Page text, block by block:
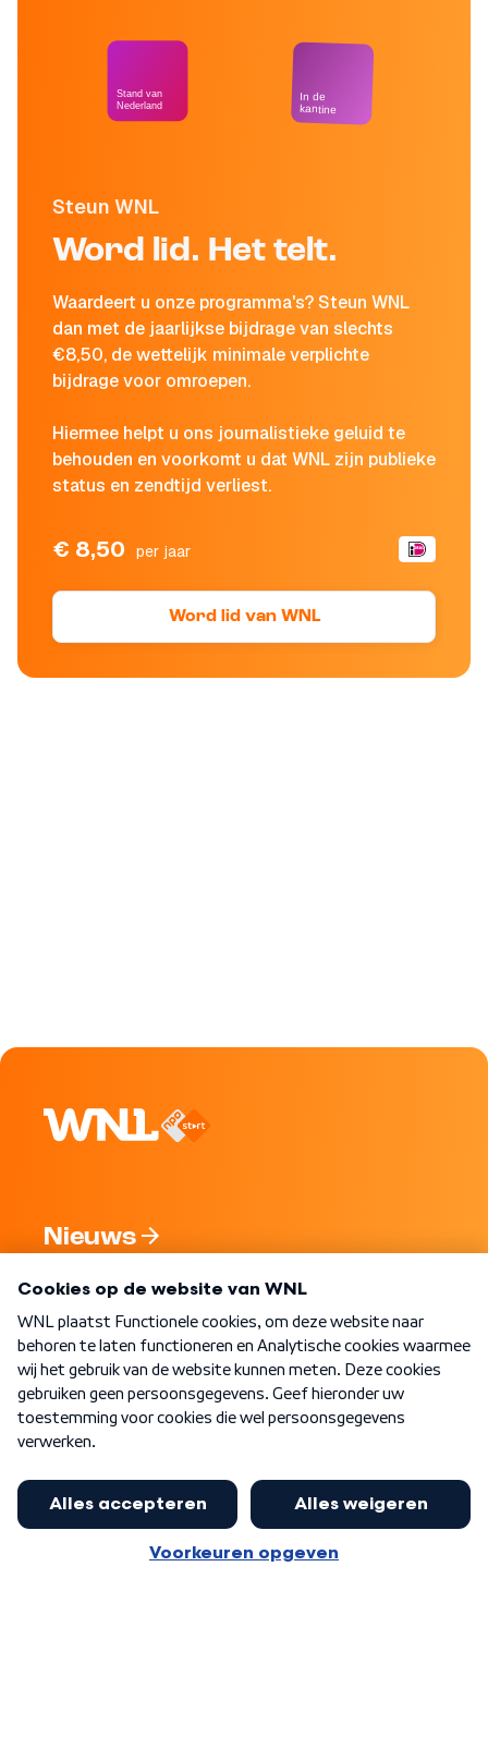
Steun WNL
Word lid. Het telt.
Waardeert u onze programma's? Steun WNL
dan met de jaarlijkse bijdrage van slechts
€8,50, de wettelijk minimale verplichte
bijdrage voor omroepen.
Hiermee helpt u ons journalistieke geluid te
behouden en voorkomt u dat WNL zijn publieke
status en zendtijd verliest.
€ 8,50 per jaar
Word lid van WNL
Stand van
Nederland
In de
kantine
Nieuws
Nieuwsbrief
Word Lid